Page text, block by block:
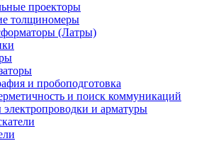
проекторы
толщиномеры
(Латры)
и пробоподготовка
и поиск коммуникаций
электропроводки и арматуры